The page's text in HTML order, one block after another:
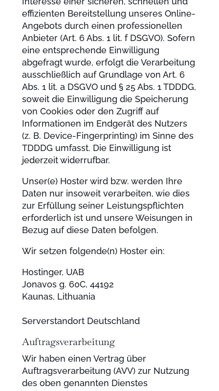
effizienten Bereitstellung unseres Online-
Angebots durch einen professionellen
Anbieter (Art. 6 Abs. 1 lit. f DSGVO). Sofern
eine entsprechende Einwilligung
abgefragt wurde, erfolgt die Verarbeitung
ausschließlich auf Grundlage von Art. 6
Abs. 1 lit. a DSGVO und § 25 Abs. 1 TDDDG,
soweit die Einwilligung die Speicherung
von Cookies oder den Zugriff auf
Informationen im Endgerät des Nutzers
(z. B. Device-Fingerprinting) im Sinne des
TDDDG umfasst. Die Einwilligung ist
jederzeit widerrufbar.
Unser(e) Hoster wird bzw. werden Ihre
Daten nur insoweit verarbeiten, wie dies
zur Erfüllung seiner Leistungspflichten
erforderlich ist und unsere Weisungen in
Bezug auf diese Daten befolgen.
Wir setzen folgende(n) Hoster ein:
Hostinger, UAB
Jonavos g. 60C, 44192
Kaunas, Lithuania
Serverstandort Deutschland
Auftragsverarbeitung
Wir haben einen Vertrag über
Auftragsverarbeitung (AVV) zur Nutzung
des oben genannten Dienstes